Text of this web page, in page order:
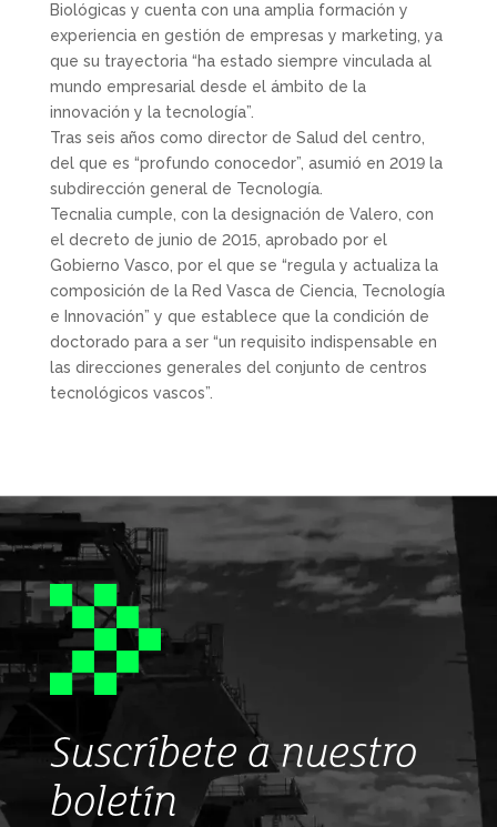
Biológicas y cuenta con una amplia formación y
experiencia en gestión de empresas y marketing, ya
que su trayectoria “ha estado siempre vinculada al
mundo empresarial desde el ámbito de la
innovación y la tecnología”.
Tras seis años como director de Salud del centro,
del que es “profundo conocedor”, asumió en 2019 la
subdirección general de Tecnología.
Tecnalia cumple, con la designación de Valero, con
el decreto de junio de 2015, aprobado por el
Gobierno Vasco, por el que se “regula y actualiza la
composición de la Red Vasca de Ciencia, Tecnología
e Innovación” y que establece que la condición de
doctorado para a ser “un requisito indispensable en
las direcciones generales del conjunto de centros
tecnológicos vascos”.
Suscríbete a nuestro
boletín